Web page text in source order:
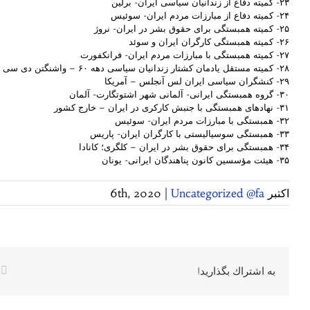
۲۳- کمیته دفاع از زندانیان سیاسی ایران- برلین
٢۴- کمیته دفاع از مبارزات مردم ایران- سوئیس
٢۵- کمیته همبستگی برای حقوق بشر در ایران- نروژ
٢۶- کمیته همبستگی کارگران ایران و سوئد
٢۷- کمیته همبستگی با مبارزات مردم ایران- فرانکفورت
٢۸- کمیته مستقل یادمان کشتار زندانیان سیاسی دهه ۶۰ – واشنگتن دی سی
٢۹- کنشگران سیاسی ایران لس آنجلس – آمریکا
۳۰- گروه همبستگی ایرانی- آلمانی شهر اشتوتگارت- آلمان
۳۱- نهادهای همبستگی با جنبش کارکری در ایران – خارج کشور
۳۲- همبستگی با مبارزات مردم ایران- سوئیس
۳۳- همبستگی سوسیالیستی با کارگران ایران- پاریس
۳۴- همبستگی برای حقوق بشر در ایران – کلگری؛ کانادا
۳۵- هیئت مؤسسین کانون پناهندگان ایرانی- یونان
اکتبر 6th, 2020 Uncategorized @fa
به اشتراك بگذاريد!